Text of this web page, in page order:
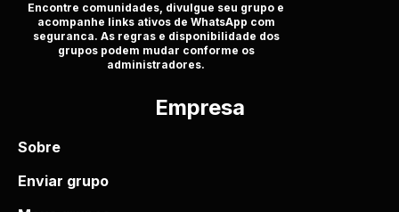
Encontre comunidades, divulgue seu grupo e
acompanhe links ativos de WhatsApp com
seguranca. As regras e disponibilidade dos
grupos podem mudar conforme os
administradores.
Empresa
Sobre
Enviar grupo